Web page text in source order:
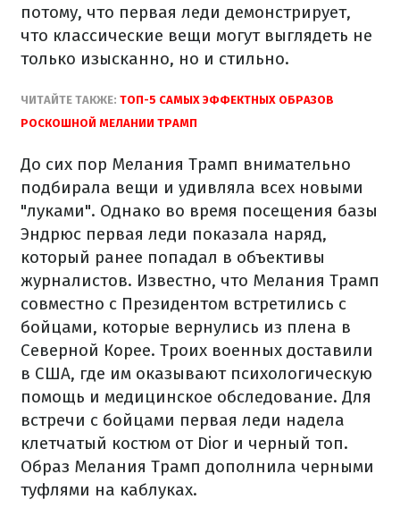
потому, что первая леди демонстрирует,
что классические вещи могут выглядеть не
только изысканно, но и стильно.
ЧИТАЙТЕ ТАКЖЕ: ТОП-5 САМЫХ ЭФФЕКТНЫХ ОБРАЗОВ
РОСКОШНОЙ МЕЛАНИИ ТРАМП
До сих пор Мелания Трамп внимательно
подбирала вещи и удивляла всех новыми
"луками". Однако во время посещения базы
Эндрюс первая леди показала наряд,
который ранее попадал в объективы
журналистов. Известно, что Мелания Трамп
совместно с Президентом встретились с
бойцами, которые вернулись из плена в
Северной Корее. Троих военных доставили
в США, где им оказывают психологическую
помощь и медицинское обследование. Для
встречи с бойцами первая леди надела
клетчатый костюм от Dior и черный топ.
Образ Мелания Трамп дополнила черными
туфлями на каблуках.